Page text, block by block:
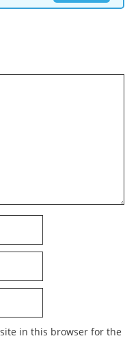
in this browser for the